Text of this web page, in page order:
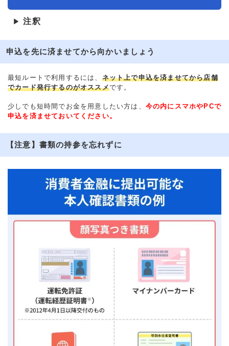
▶ 注釈
申込を先に済ませてから向かいましょう
最短ルートで利用するには、 ネット上で申込を済ませてから店舗
でカード発行するのがオススメです。
少しでも短時間でお金を用意したい方は、 今の内にスマホやPCで
申込を済ませておいてください。
【注意】書類の持参を忘れずに